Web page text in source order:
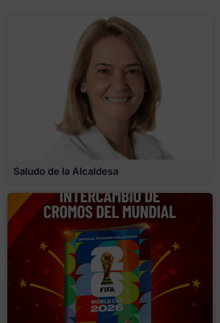
Saludo de la Alcaldesa